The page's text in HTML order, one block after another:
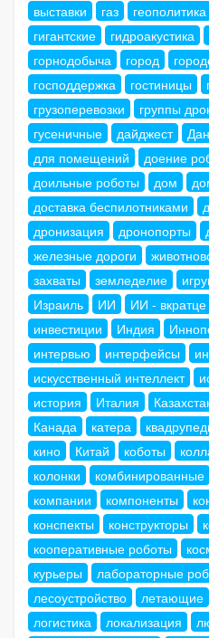
выставки
газ геополитика
гигантские
гидроакустика
горнодобыча
город
господдержка
гостиницы
грузоперевозки
группы
гусеничные
дайджест
для помещений
доение
доильные роботы
дом
доставка беспилотниками
дронизация
дронопорты
железные дороги
захваты
земледелие
Израиль
ИИ ИИ - вкратце
инвестиции
Индия
интервью
интерфейсы
искусственный интеллект
история
Италия
Канада
катера
кино
Китай коботы
колонки
комбинированные
компании
компоненты
конспекты
конструкторы
кооперативные роботы
курьеры
лабораторные
лесоустройство
летающие
логистика
локализация